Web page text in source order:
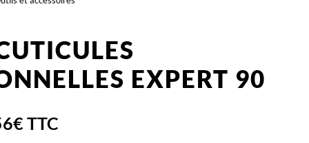
EXPERT 90
€ TTC